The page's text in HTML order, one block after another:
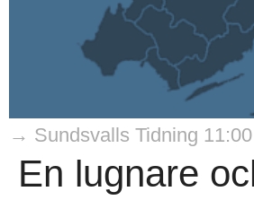
→ Sundsvalls Tidning 11:00
En lugnare